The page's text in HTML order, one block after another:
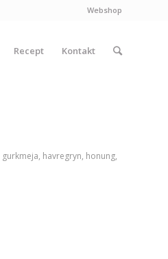
Webshop
Recept Kontakt
gurkmeja, havregryn, honung,